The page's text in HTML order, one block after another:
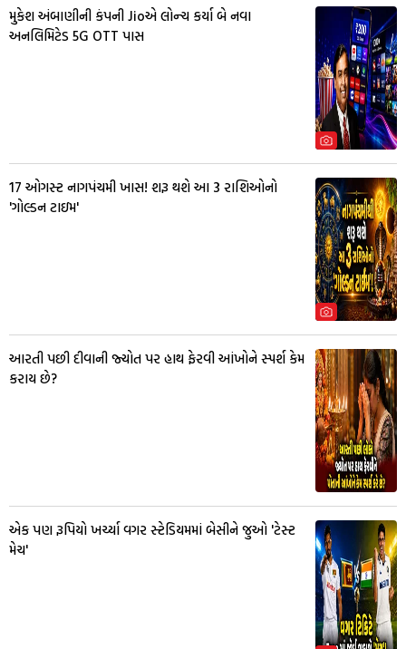
મુકેશ અંબાણીની કંપની Jioએ લોન્ચ કર્યા બે નવા
અનલિમિટેડ 5G OTT પાસ
17 ઓગસ્ટ નાગપંચમી ખાસ! શરૂ થશે આ 3 રાશિઓનો
'ગોલ્ડન ટાઇમ'
આરતી પછી દીવાની જ્યોત પર હાથ ફેરવી આંખોને સ્પર્શ કેમ
કરાય છે?
એક પણ રૂપિયો ખર્ચ્યા વગર સ્ટેડિયમમાં બેસીને જુઓ 'ટેસ્ટ
મેચ'